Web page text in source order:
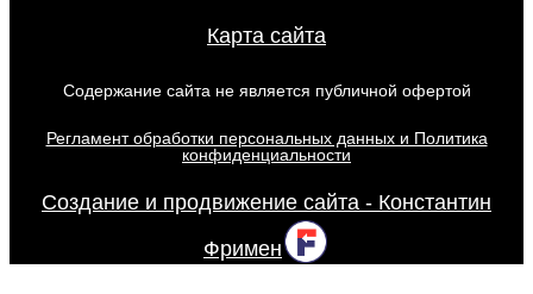
Карта сайта
Содержание сайта не является публичной офертой
Регламент обработки персональных данных и Политика
конфиденциальности
Создание и продвижение сайта - Константин
Фримен